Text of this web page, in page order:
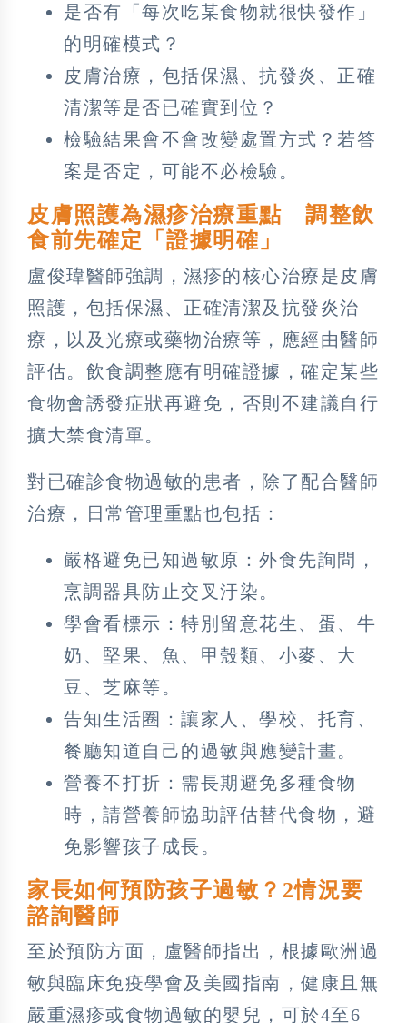
是否有「每次吃某食物就很快發作」
的明確模式？
皮膚治療，包括保濕、抗發炎、正確
清潔等是否已確實到位？
檢驗結果會不會改變處置方式？若答
案是否定，可能不必檢驗。
皮膚照護為濕疹治療重點 調整飲
食前先確定「證據明確」
盧俊瑋醫師強調，濕疹的核心治療是皮膚
照護，包括保濕、正確清潔及抗發炎治
療，以及光療或藥物治療等，應經由醫師
評估。飲食調整應有明確證據，確定某些
食物會誘發症狀再避免，否則不建議自行
擴大禁食清單。
對已確診食物過敏的患者，除了配合醫師
治療，日常管理重點也包括：
嚴格避免已知過敏原：外食先詢問，
烹調器具防止交叉汙染。
學會看標示：特別留意花生、蛋、牛
奶、堅果、魚、甲殼類、小麥、大
豆、芝麻等。
告知生活圈：讓家人、學校、托育、
餐廳知道自己的過敏與應變計畫。
營養不打折：需長期避免多種食物
時，請營養師協助評估替代食物，避
免影響孩子成長。
家長如何預防孩子過敏？2情況要
諮詢醫師
至於預防方面，盧醫師指出，根據歐洲過
敏與臨床免疫學會及美國指南，健康且無
嚴重濕疹或食物過敏的嬰兒，可於4至6